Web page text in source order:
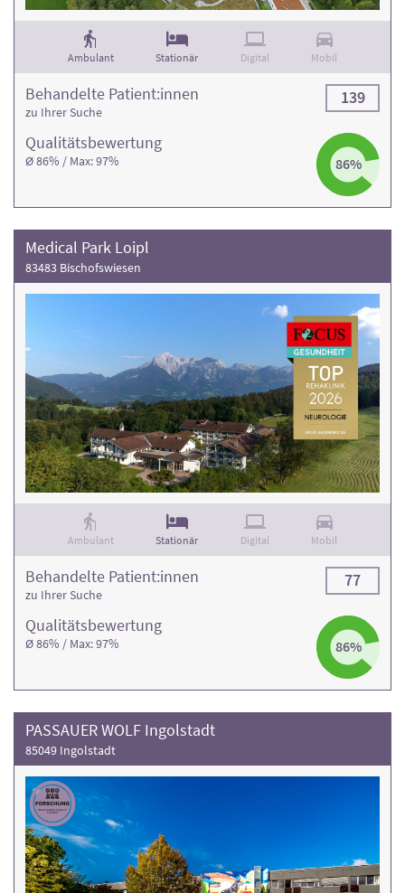
Ambulant Stationär Digital Mobil
Qualitäts­bewertung
Ø 86% / Max: 97% 86%
Behandelte Patient:innen
zu Ihrer Suche
139
Medical Park Loipl
83483 Bischofswiesen
Ambulant Stationär Digital Mobil
Qualitäts­bewertung
Ø 86% / Max: 97% 86%
Behandelte Patient:innen
zu Ihrer Suche
77
PASSAUER WOLF Ingolstadt
85049 Ingolstadt